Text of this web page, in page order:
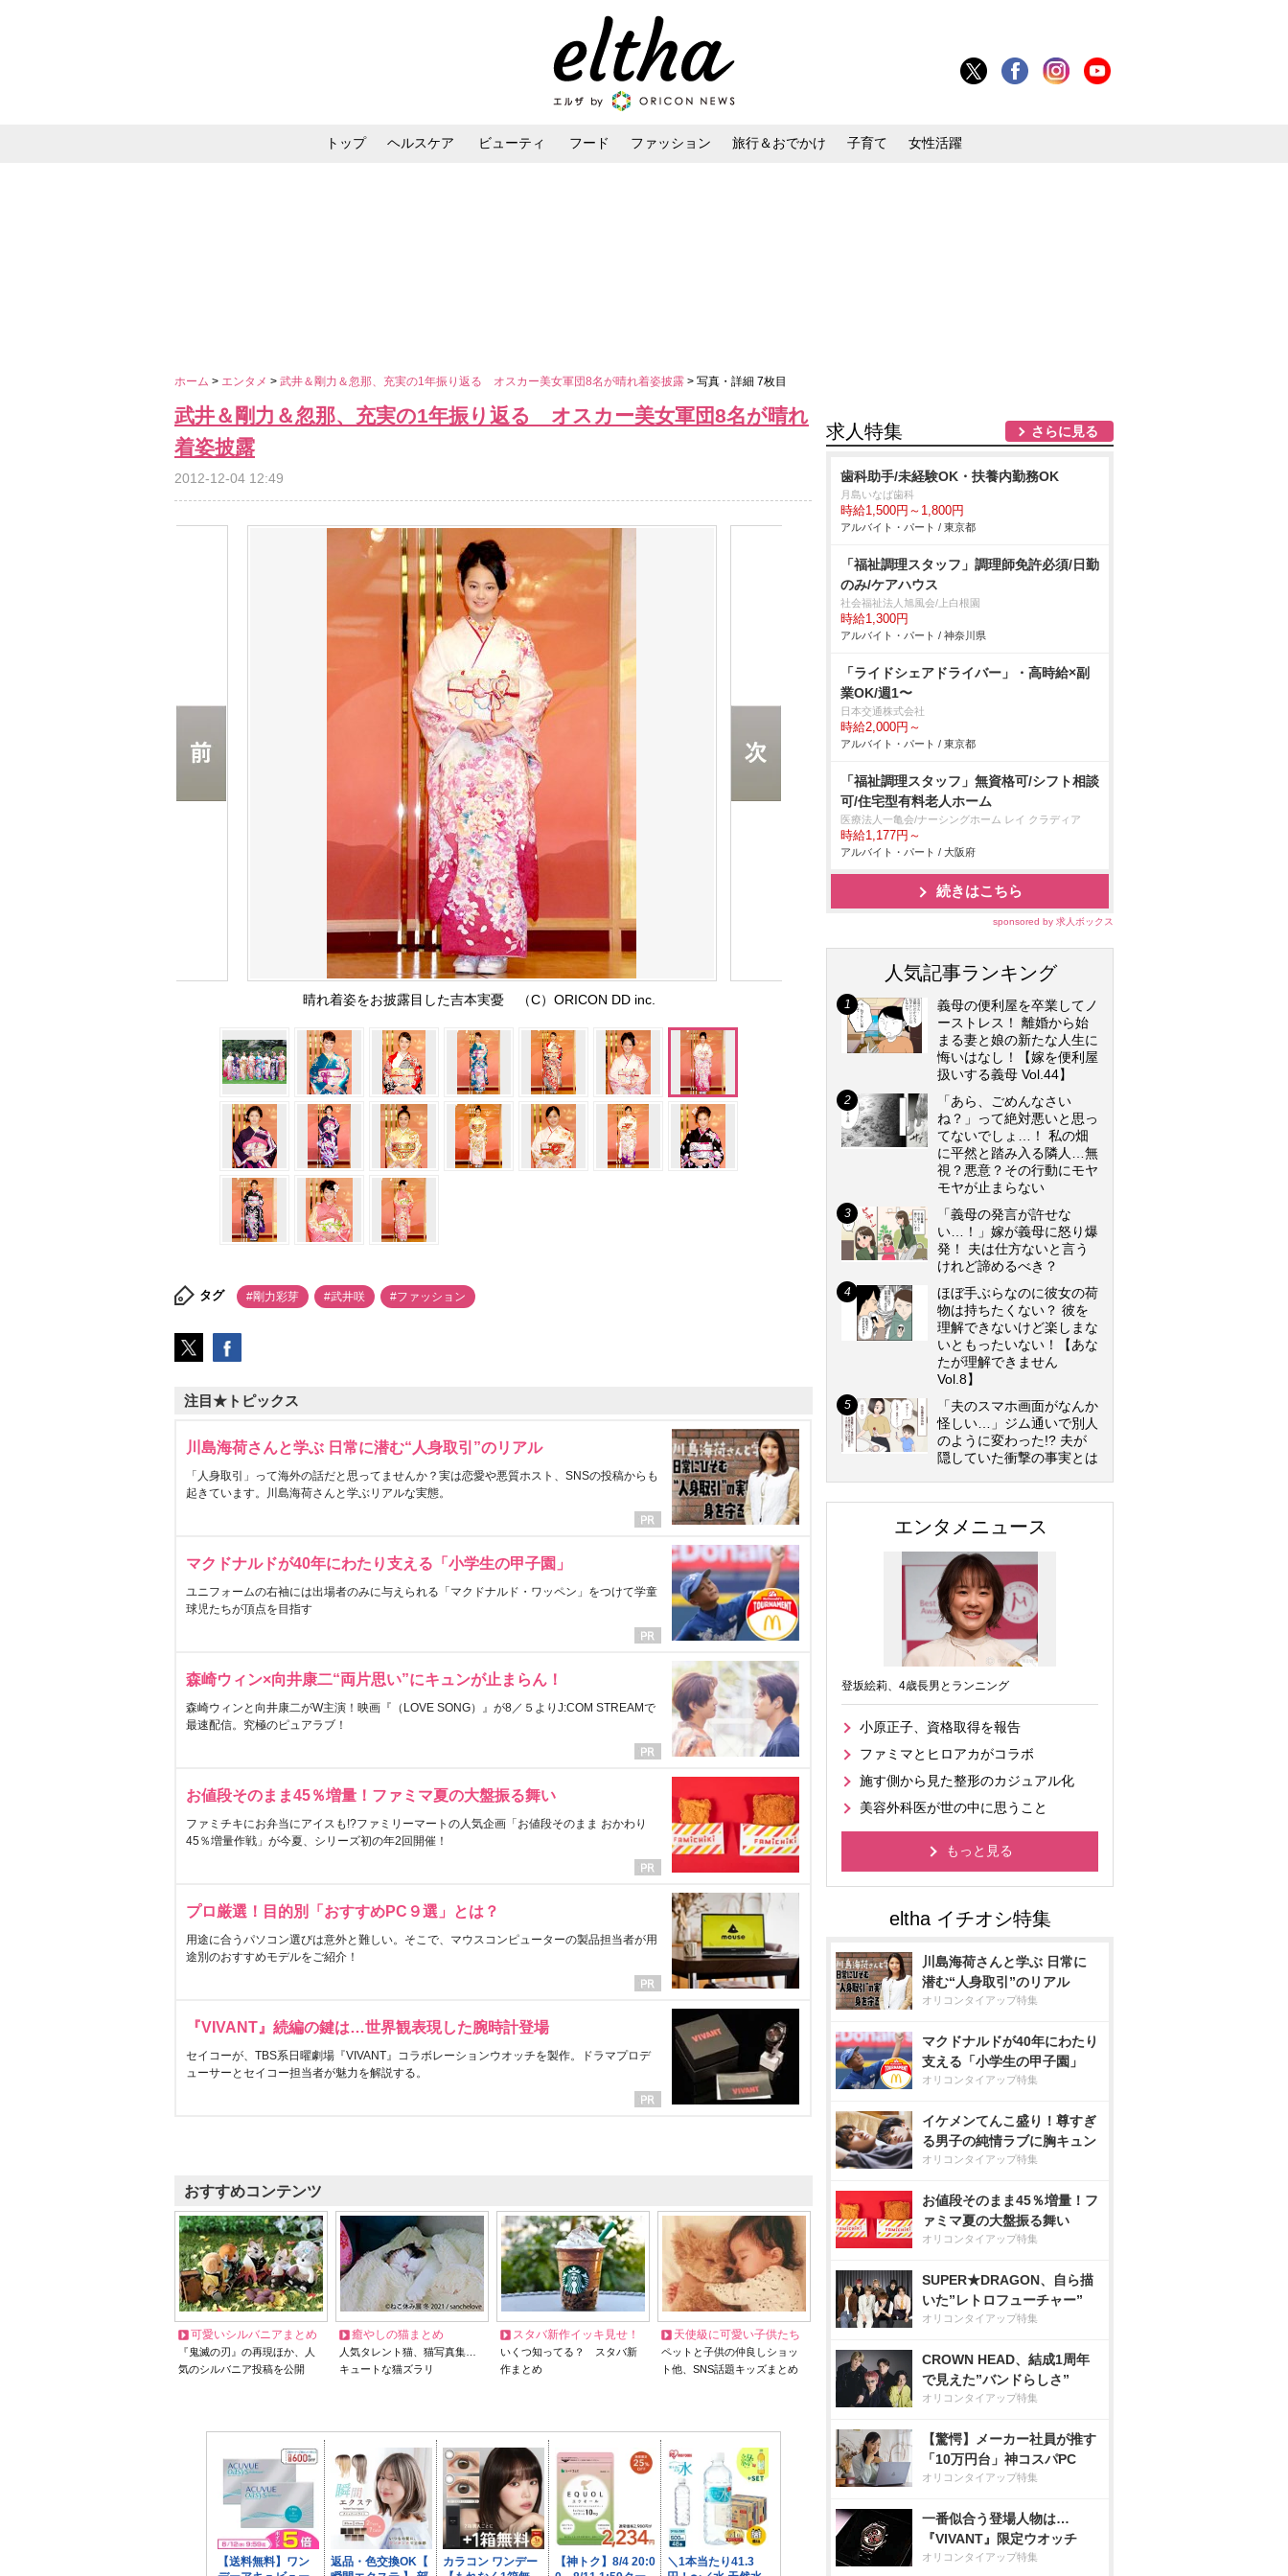
トップ ヘルスケア ビューティ フード ファッション 旅行＆おでかけ 子育て 女性活躍
ホーム > エンタメ > 武井＆剛力＆忽那、充実の1年振り返る オスカー美女軍団8名が晴れ着姿披露 > 写真・詳細 7枚目
武井＆剛力＆忽那、充実の1年振り返る オスカー美女軍団8名が晴れ
着姿披露
2012-12-04 12:49
晴れ着姿をお披露目した吉本実憂 （C）ORICON DD inc.
タグ #剛力彩芽 #武井咲 #ファッション
注目★トピックス
川島海荷さんと学ぶ 日常に潜む“人身取引”のリアル
「人身取引」って海外の話だと思ってませんか？実は恋愛や悪質ホスト、SNSの投稿からも
起きています。川島海荷さんと学ぶリアルな実態。
マクドナルドが40年にわたり支える「小学生の甲子園」
ユニフォームの右袖には出場者のみに与えられる「マクドナルド・ワッペン」をつけて学童
球児たちが頂点を目指す
森崎ウィン×向井康二“両片思い”にキュンが止まらん！
森崎ウィンと向井康二がW主演！映画『（LOVE SONG）』が8／５よりJ:COM STREAMで
最速配信。究極のピュアラブ！
お値段そのまま45％増量！ファミマ夏の大盤振る舞い
ファミチキにお弁当にアイスも!?ファミリーマートの人気企画「お値段そのまま おかわり
45％増量作戦」が今夏、シリーズ初の年2回開催！
プロ厳選！目的別「おすすめPC９選」とは？
用途に合うパソコン選びは意外と難しい。そこで、マウスコンピューターの製品担当者が用
途別のおすすめモデルをご紹介！
『VIVANT』続編の鍵は…世界観表現した腕時計登場
セイコーが、TBS系日曜劇場『VIVANT』コラボレーションウオッチを製作。ドラマプロデ
ューサーとセイコー担当者が魅力を解説する。
おすすめコンテンツ
可愛いシルバニアまとめ
『鬼滅の刃』の再現ほか、人
気のシルバニア投稿を公開
癒やしの猫まとめ
人気タレント猫、猫写真集…
キュートな猫ズラリ
スタバ新作イッキ見せ！
いくつ知ってる？ スタバ新
作まとめ
天使級に可愛い子供たち
ペットと子供の仲良しショッ
ト他、SNS話題キッズまとめ
求人特集 さらに見る
歯科助手/未経験OK・扶養内勤務OK
月島いなば歯科
時給1,500円～1,800円
アルバイト・パート / 東京都
「福祉調理スタッフ」調理師免許必須/日勤
のみ/ケアハウス
社会福祉法人旭風会/上白根園
時給1,300円
アルバイト・パート / 神奈川県
「ライドシェアドライバー」・高時給×副
業OK/週1〜
日本交通株式会社
時給2,000円～
アルバイト・パート / 東京都
「福祉調理スタッフ」無資格可/シフト相談
可/住宅型有料老人ホーム
医療法人一亀会/ナーシングホーム レイ クラディア
時給1,177円～
アルバイト・パート / 大阪府
続きはこちら
sponsored by 求人ボックス
人気記事ランキング
義母の便利屋を卒業してノ
ーストレス！ 離婚から始
まる妻と娘の新たな人生に
悔いはなし！【嫁を便利屋
扱いする義母 Vol.44】
「あら、ごめんなさい
ね？」って絶対悪いと思っ
てないでしょ…！ 私の畑
に平然と踏み入る隣人…無
視？悪意？その行動にモヤ
モヤが止まらない
「義母の発言が許せな
い…！」嫁が義母に怒り爆
発！ 夫は仕方ないと言う
けれど諦めるべき？
ほぼ手ぶらなのに彼女の荷
物は持ちたくない？ 彼を
理解できないけど楽しまな
いともったいない！【あな
たが理解できません
Vol.8】
「夫のスマホ画面がなんか
怪しい…」ジム通いで別人
のように変わった!? 夫が
隠していた衝撃の事実とは
エンタメニュース
登坂絵莉、4歳長男とランニング
小原正子、資格取得を報告
ファミマとヒロアカがコラボ
施す側から見た整形のカジュアル化
美容外科医が世の中に思うこと
もっと見る
川島海荷さんと学ぶ 日常に
潜む“人身取引”のリアル
オリコンタイアップ特集
マクドナルドが40年にわたり
支える「小学生の甲子園」
オリコンタイアップ特集
イケメンてんこ盛り！尊すぎ
る男子の純情ラブに胸キュン
オリコンタイアップ特集
お値段そのまま45％増量！フ
ァミマ夏の大盤振る舞い
オリコンタイアップ特集
SUPER★DRAGON、自ら描
いた”レトロフューチャー”
オリコンタイアップ特集
CROWN HEAD、結成1周年
で見えた”バンドらしさ”
オリコンタイアップ特集
【驚愕】メーカー社員が推す
「10万円台」神コスパPC
オリコンタイアップ特集
一番似合う登場人物は…
『VIVANT』限定ウオッチ
オリコンタイアップ特集